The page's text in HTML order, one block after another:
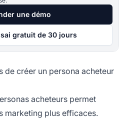
une démo
gratuit de 30 jours
de créer un persona acheteur
acheteurs permet
marketing plus efficaces.